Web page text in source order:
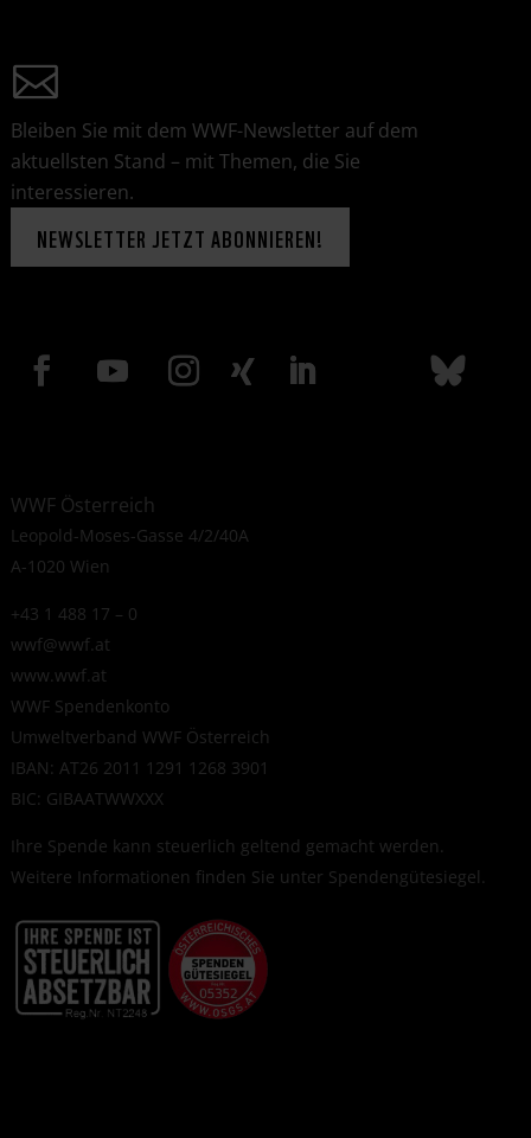
Bleiben Sie mit dem WWF-Newsletter auf dem
aktuellsten Stand – mit Themen, die Sie
interessieren.
NEWSLETTER JETZT ABONNIEREN!
WWF Österreich
Leopold-Moses-Gasse 4/2/40A
A-1020 Wien
+43 1 488 17 – 0
wwf@wwf.at
www.wwf.at
WWF Spendenkonto
Umweltverband WWF Österreich
IBAN: AT26 2011 1291 1268 3901
BIC: GIBAATWWXXX
Ihre Spende kann steuerlich geltend gemacht werden.
Weitere Informationen finden Sie unter Spendengütesiegel.